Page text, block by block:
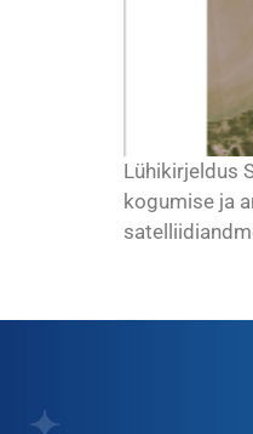
Lühikirjeldus
kogumise ja